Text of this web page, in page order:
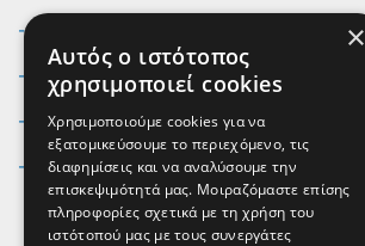
- Τι ισχύει για την ασφάλιση του οχήματος;
- Ποιό όχημα ταιριάζει στο επάγγελμα μου;
- Δεν βρίσκω το όχημα που θέλω
- Παρέχετε και service για κάθε όχημα;
×
Αυτός ο ιστότοπος
χρησιμοποιεί cookies
Χρησιμοποιούμε cookies για να
εξατομικεύσουμε το περιεχόμενο, τις
διαφημίσεις και να αναλύσουμε την
επισκεψιμότητά μας. Μοιραζόμαστε επίσης
πληροφορίες σχετικά με τη χρήση του
ιστότοπού μας με τους συνεργάτες